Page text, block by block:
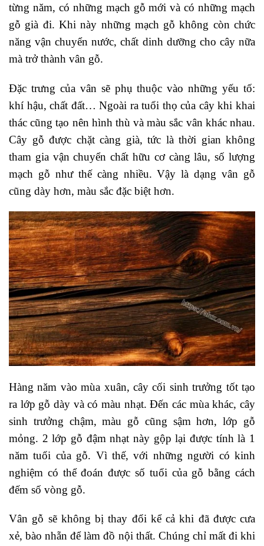
từng năm, có những mạch gỗ mới và có những mạch
gỗ già đi. Khi này những mạch gỗ không còn chức
năng vận chuyển nước, chất dinh dưỡng cho cây nữa
mà trở thành vân gỗ.
Đặc trưng của vân sẽ phụ thuộc vào những yếu tố:
khí hậu, chất đất… Ngoài ra tuổi thọ của cây khi khai
thác cũng tạo nên hình thù và màu sắc vân khác nhau.
Cây gỗ được chặt càng già, tức là thời gian không
tham gia vận chuyển chất hữu cơ càng lâu, số lượng
mạch gỗ như thế càng nhiều. Vậy là dạng vân gỗ
cũng dày hơn, màu sắc đặc biệt hơn.
Hàng năm vào mùa xuân, cây cối sinh trưởng tốt tạo
ra lớp gỗ dày và có màu nhạt. Đến các mùa khác, cây
sinh trưởng chậm, màu gỗ cũng sậm hơn, lớp gỗ
mỏng. 2 lớp gỗ đậm nhạt này gộp lại được tính là 1
năm tuổi của gỗ. Vì thế, với những người có kinh
nghiệm có thể đoán được số tuổi của gỗ bằng cách
đếm số vòng gỗ.
Vân gỗ sẽ không bị thay đổi kể cả khi đã được cưa
xẻ, bào nhẵn để làm đồ nội thất. Chúng chỉ mất đi khi